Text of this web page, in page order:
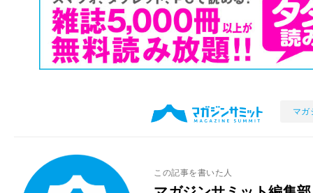
マガ
この記事を書いた人